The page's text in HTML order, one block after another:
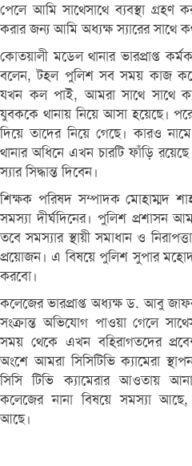
পেলে আমি সাথেসাথে ব্যবস্থা
করার জন্য আমি অধ্যক্ষ স্যারের সাথে
কোতয়ালী মডেল থানার ভারপ্রাপ্ত
বলেন, টহল পুলিশ সব সময় কাজ করে
যখন কল পাই, আমরা সাথে সাথে
যুবককে থানায় নিয়ে আসা হয়েছে।
দিয়ে তাদের নিয়ে গেছে। কারও
থানার অধিনে এখন চারটি ফাঁড়ি
স্যার সিদ্ধান্ত দিবেন।
শিক্ষক পরিষদ সম্পাদক মোহাম্মদ
সমস্যা দীর্ঘদিনের। পুলিশ প্রশাসন
তবে সমস্যার স্থায়ী সমাধান ও
প্রয়োজন। এ বিষয়ে পুলিশ সুপার
করবো।
কলেজের ভারপ্রাপ্ত অধ্যক্ষ ড. আবু
সংক্রান্ত অভিযোগ পাওয়া গেলে
সময় থেকে এখন বহিরাগতদের
অংশে আমরা সিসিটিভি ক্যামেরা
সিসি টিভি ক্যামেরার আওতায়
কলেজের নানা বিষয়ে সমস্যা আছে,
আছে।